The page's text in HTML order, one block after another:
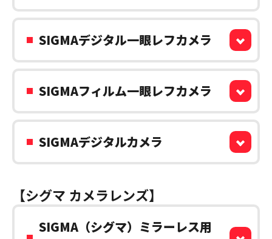
SIGMAデジタル一眼レフカメラ
SIGMAフィルム一眼レフカメラ
SIGMAデジタルカメラ
【シグマ カメラレンズ】
SIGMA（シグマ）ミラーレス用